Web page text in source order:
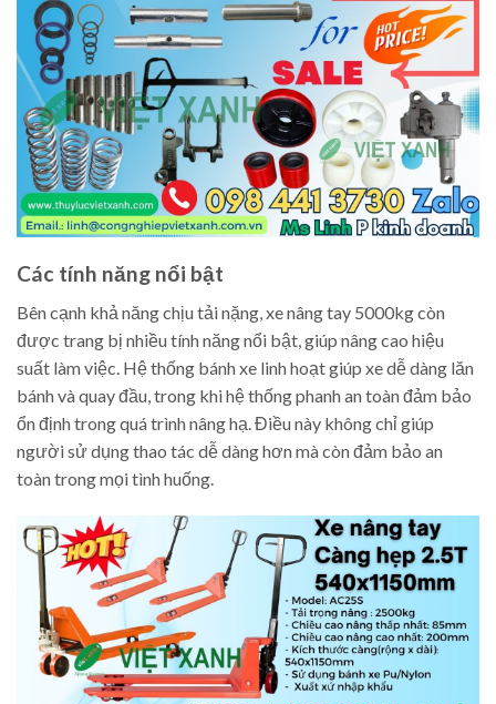
Các tính năng nổi bật
Bên cạnh khả năng chịu tải nặng, xe nâng tay 5000kg còn
được trang bị nhiều tính năng nổi bật, giúp nâng cao hiệu
suất làm việc. Hệ thống bánh xe linh hoạt giúp xe dễ dàng lăn
bánh và quay đầu, trong khi hệ thống phanh an toàn đảm bảo
ổn định trong quá trình nâng hạ. Điều này không chỉ giúp
người sử dụng thao tác dễ dàng hơn mà còn đảm bảo an
toàn trong mọi tình huống.